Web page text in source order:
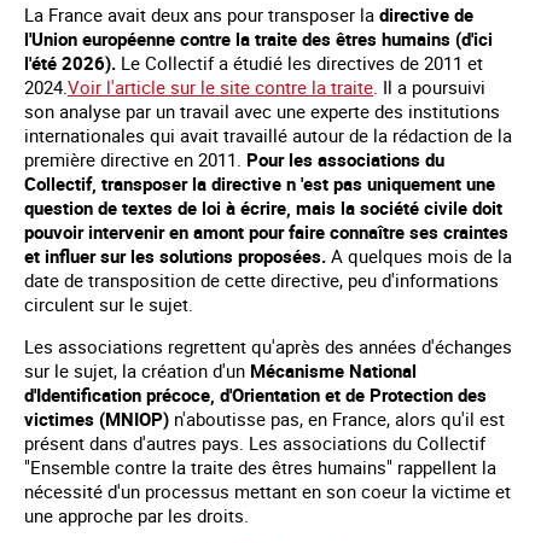
La France avait deux ans pour transposer la directive de
l'Union européenne contre la traite des êtres humains (d'ici
l'été 2026). Le Collectif a étudié les directives de 2011 et
2024.Voir l'article sur le site contre la traite . Il a poursuivi
son analyse par un travail avec une experte des institutions
internationales qui avait travaillé autour de la rédaction de la
première directive en 2011. Pour les associations du
Collectif, transposer la directive n 'est pas uniquement une
question de textes de loi à écrire, mais la société civile doit
pouvoir intervenir en amont pour faire connaître ses craintes
et influer sur les solutions proposées. A quelques mois de la
date de transposition de cette directive, peu d'informations
circulent sur le sujet.
Les associations regrettent qu'après des années d'échanges
sur le sujet, la création d'un Mécanisme National
d'Identification précoce, d'Orientation et de Protection des
victimes (MNIOP) n'aboutisse pas, en France, alors qu'il est
présent dans d'autres pays. Les associations du Collectif
"Ensemble contre la traite des êtres humains" rappellent la
nécessité d'un processus mettant en son coeur la victime et
une approche par les droits.